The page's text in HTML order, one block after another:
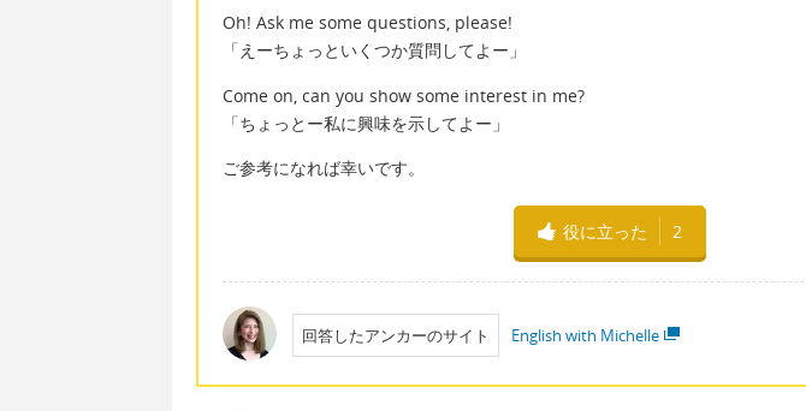
Oh! Ask me some questions, please!
「えーちょっといくつか質問してよー」
Come on, can you show some interest in me?
「ちょっとー私に興味を示してよー」
ご参考になれば幸いです。
役に立った 2
回答したアンカーのサイト English with Michelle